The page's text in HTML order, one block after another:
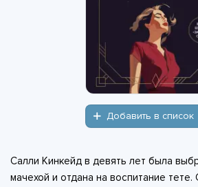
Добавить в список
Салли Кинкейд в девять лет была
мачехой и отдана на воспитание тете.